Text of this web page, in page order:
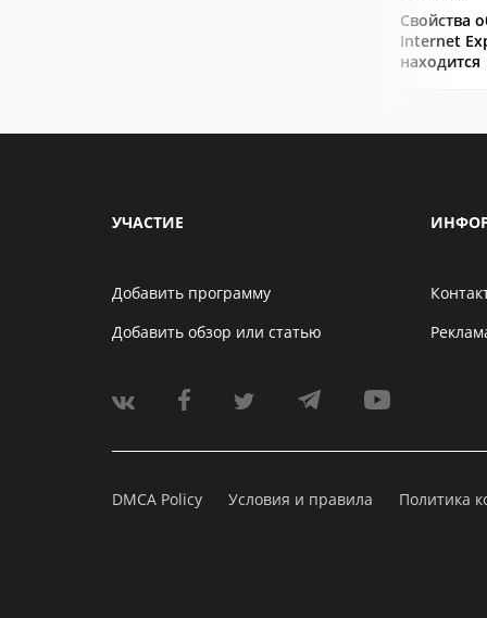
Свойства
Internet
находится
УЧАСТИЕ
Добавить программу
Добавить обзор или статью
DMCA Policy Условия и правила Политика